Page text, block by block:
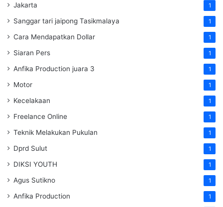
Jakarta 1
Sanggar tari jaipong Tasikmalaya 1
Cara Mendapatkan Dollar 1
Siaran Pers 1
Anfika Production juara 3 1
Motor 1
Kecelakaan 1
Freelance Online 1
Teknik Melakukan Pukulan 1
Dprd Sulut 1
DIKSI YOUTH 1
Agus Sutikno 1
Anfika Production 1